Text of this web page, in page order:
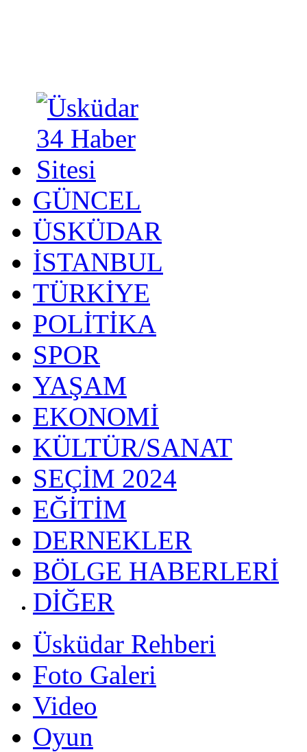
GÜNCEL
ÜSKÜDAR
İSTANBUL
TÜRKİYE
POLİTİKA
SPOR
YAŞAM
EKONOMİ
KÜLTÜR/SANAT
SEÇİM 2024
EĞİTİM
DERNEKLER
BÖLGE HABERLERİ
DİĞER
Üsküdar Rehberi
Foto Galeri
Video
Oyun